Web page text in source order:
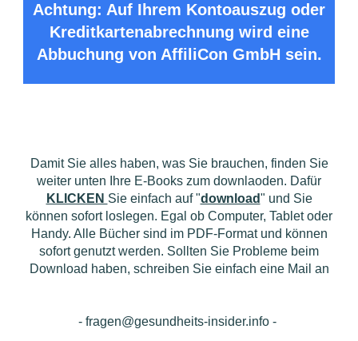
Achtung: Auf Ihrem Kontoauszug oder
Kreditkartenabrechnung wird eine
Abbuchung von AffiliCon GmbH sein.
Damit Sie alles haben, was Sie brauchen, finden Sie
weiter unten Ihre E-Books zum downlaoden. Dafür
KLICKEN Sie einfach auf "download" und Sie
können sofort loslegen. Egal ob Computer, Tablet oder
Handy. Alle Bücher sind im PDF-Format und können
sofort genutzt werden. Sollten Sie Probleme beim
Download haben, schreiben Sie einfach eine Mail an
- fragen@gesundheits-insider.info -